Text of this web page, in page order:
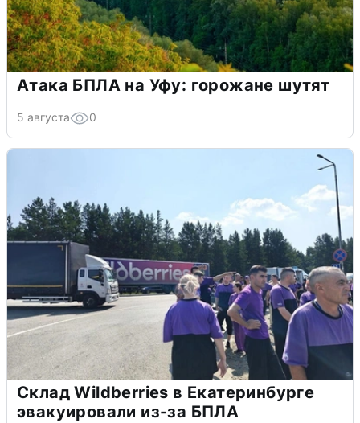
Атака БПЛА на Уфу: горожане шутят
5 августа 0
Склад Wildberries в Екатеринбурге
эвакуировали из-за БПЛА